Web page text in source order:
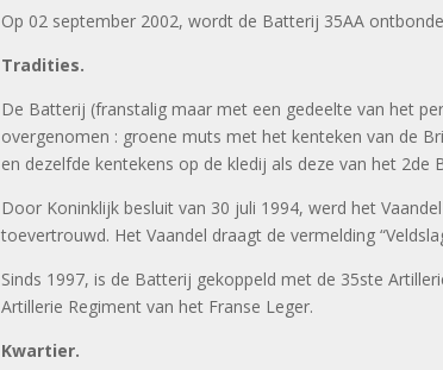
Op 02 september 2002, wordt de Batterij 35AA
Tradities.
De Batterij (franstalig maar met een gedeelte van het
overgenomen : groene muts met het kenteken van de
en dezelfde kentekens op de kledij als deze van het 2de
Door Koninklijk besluit van 30 juli 1994, werd het
toevertrouwd. Het Vaandel draagt de vermelding
Sinds 1997, is de Batterij gekoppeld met de 35ste
Artillerie Regiment van het Franse Leger.
Kwartier.